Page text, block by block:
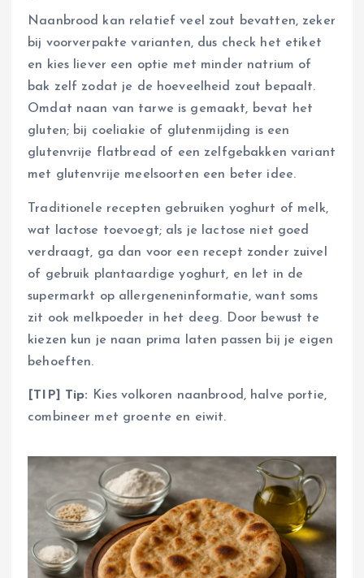
Naanbrood kan relatief veel zout bevatten, zeker
bij voorverpakte varianten, dus check het etiket
en kies liever een optie met minder natrium of
bak zelf zodat je de hoeveelheid zout bepaalt.
Omdat naan van tarwe is gemaakt, bevat het
gluten; bij coeliakie of glutenmijding is een
glutenvrije flatbread of een zelfgebakken variant
met glutenvrije meelsoorten een beter idee.
Traditionele recepten gebruiken yoghurt of melk,
wat lactose toevoegt; als je lactose niet goed
verdraagt, ga dan voor een recept zonder zuivel
of gebruik plantaardige yoghurt, en let in de
supermarkt op allergeneninformatie, want soms
zit ook melkpoeder in het deeg. Door bewust te
kiezen kun je naan prima laten passen bij je eigen
behoeften.
[TIP] Tip: Kies volkoren naanbrood, halve portie,
combineer met groente en eiwit.